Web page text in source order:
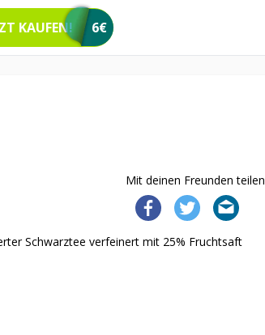
KAUFEN! 6€
Mit deinen Freunden teilen
Schwarztee verfeinert mit 25% Fruchtsaft